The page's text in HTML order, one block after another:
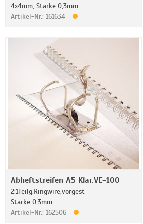
4x4mm, Stärke 0,3mm
Artikel-Nr.: 161634
Abheftstreifen A5 Klar.VE=100
2:1Teilg.Ringwire,vorgest
Stärke 0,3mm
Artikel-Nr.: 162506